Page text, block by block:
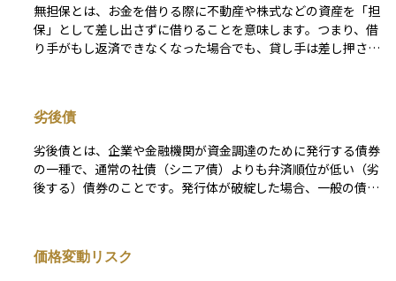
評価する手段のひとつが、格付会社による信用格付けです。格
付は通常、AAA（最上位）からD（デフォルト）までの等級で
示され、投資家にとってのリスク水準をわかりやすく表しま
&Pグローバルのデータより）。ただし、格付はあくまで過去
の情報に基づいた「静的な指標」であり、市場環境の急変に即
応しにくい側面があります。 そのため、市場ではよりリアル
タイムなリスク指標として、同年限の国債利回りとの差である
クレジットスプレッドが重視されます。これは「市場に織り込
（CDS）の保険料率は、債務不履行リスクに加え、流動性やマ
無担保とは、お金を借りる際に不動産や株式などの資産を「担
保」として差し出さずに借りることを意味します。つまり、借
り手がもし返済できなくなった場合でも、貸し手は差し押さえ
担保社債などは、信用力のある個人や企業に対して発行される
運用においては、無担保の債券や貸付はリスクとリターンのバ
ランスを見極めることが重要になります。
劣後債
劣後債とは、企業や金融機関が資金調達のために発行する債券
の一種で、通常の社債（シニア債）よりも弁済順位が低い（劣
後する）債券のことです。発行体が破綻した場合、一般の債券
常の社債よりも利回りが高めに設定されており、リスクプレミ
価格変動リスク